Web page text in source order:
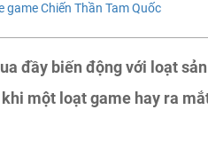
Chiến Thần Tam Quốc
đầy biến động với loạt
một loạt game hay ra